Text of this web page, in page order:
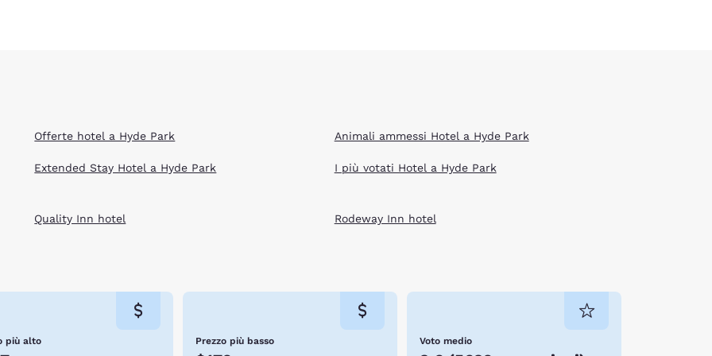
Offerte hotel a Hyde Park
Extended Stay Hotel a Hyde Park
Animali ammessi Hotel a Hyde Park
I più votati Hotel a Hyde Park
Quality Inn hotel Rodeway Inn hotel
più alto Prezzo più basso Voto medio